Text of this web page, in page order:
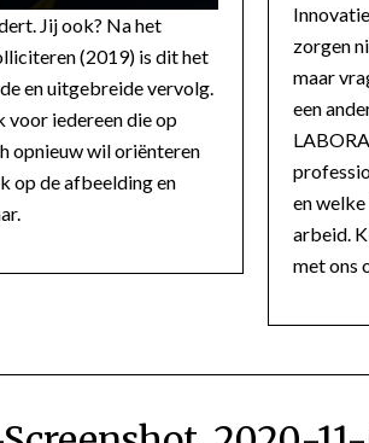
Jij ook? Na het
(2019) is dit het
en uitgebreide vervolg.
voor iedereen die op
opnieuw wil oriënteren
op de afbeelding en
zorgen
maar
een
en
arbeid.
met ons